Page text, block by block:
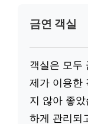
금연 객실
객실은 모두
제가 이용한
지 않아 좋
하게 관리되